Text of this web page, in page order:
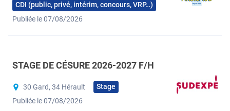
CDI (public, privé, intérim, concours, VRP…)
Publiée le 07/08/2026
STAGE DE CÉSURE 2026-2027 F/H
30 Gard, 34 Hérault
Stage
Publiée le 07/08/2026